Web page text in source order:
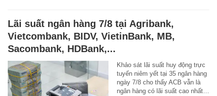
Lãi suất ngân hàng 7/8 tại Agribank,
Vietcombank, BIDV, VietinBank, MB,
Sacombank, HDBank,...
Khảo sát lãi suất huy động trực
tuyến niêm yết tại 35 ngân hàng
ngày 7/8 cho thấy ACB vẫn là
ngân hàng có lãi suất cao nhất…